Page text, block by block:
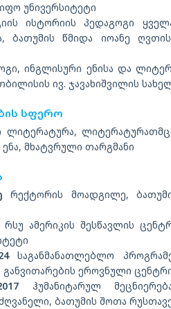
უნივერსიტეტი
ისტორიის პედაგოგი
ბათუმის წმიდა იოანე
ინგლისური ენისა და
ივ. ჯავახიშვილის
სფერო
ლიტერატურა,
მხატვრული თარგმანი
რექტორის მოადგილე,
რსუ ამერიკის შესწავლის
საგანმანათლებლო
განვითარების ეროვნული
ჰუმანიტარულ
ბათუმის შოთა